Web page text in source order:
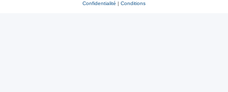
Confidentialité | Conditions